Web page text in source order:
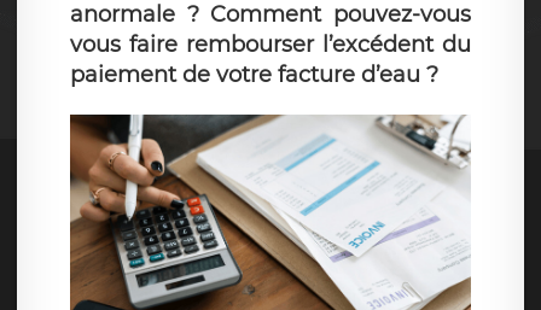
anormale ? Comment pouvez-vous
vous faire rembourser l’excédent du
paiement de votre facture d’eau ?